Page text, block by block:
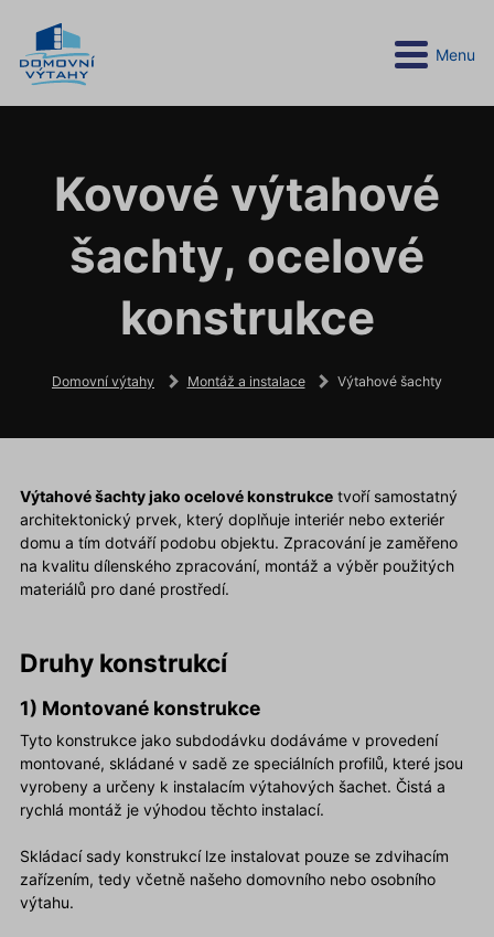
Menu
Kovové výtahové
šachty, ocelové
konstrukce
Domovní výtahy Montáž a instalace Výtahové šachty
Výtahové šachty jako ocelové konstrukcetvoří samostatný
architektonický prvek, který doplňuje interiér nebo exteriér
domu a tím dotváří podobu objektu. Zpracování je zaměřeno
na kvalitu dílenského zpracování, montáž a výběr použitých
materiálů pro dané prostředí.
Druhy konstrukcí
1) Montované konstrukce
Tyto konstrukce jako subdodávku dodáváme v provedení
montované, skládané v sadě ze speciálních profilů, které jsou
vyrobeny a určeny k instalacím výtahových šachet. Čistá a
rychlá montáž je výhodou těchto instalací.
Skládací sady konstrukcí lze instalovat pouze se zdvihacím
zařízením, tedy včetně našeho domovního nebo osobního
výtahu.